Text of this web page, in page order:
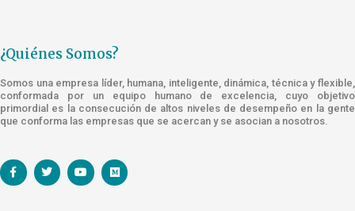
¿Quiénes Somos?
Somos una empresa líder, humana, inteligente, dinámica, técnica y flexible,
conformada por un equipo humano de excelencia, cuyo objetivo
primordial es la consecución de altos niveles de desempeño en la gente
que conforma las empresas que se acercan y se asocian a nosotros.